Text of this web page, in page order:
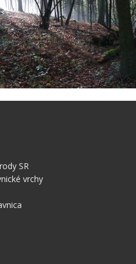
SR
vrchy